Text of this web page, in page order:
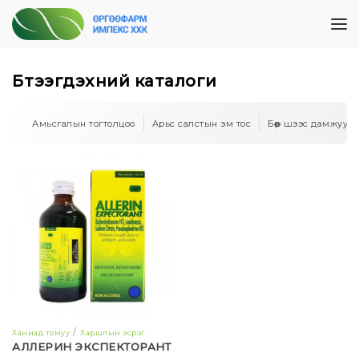
Бүтээгдэхүүний каталоги
Амьсгалын тогтолцоо Арьс салстын эм тос Бөөр шээс
Ханиад томуу Харшлын эсрэг
АЛЛЕРИН ЭКСПЕКТОРАНТ